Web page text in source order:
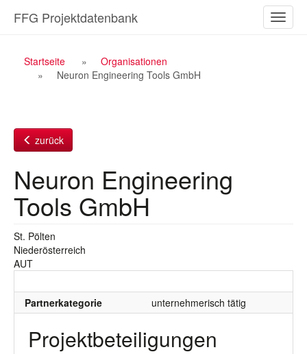
Inhalt
ein-/
FFG Projektdatenbank
Breadcrumb
Navigation
Startseite
Organisationen
Neuron Engineering Tools GmbH
zurück
Neuron Engineering
Tools GmbH
St. Pölten
Niederösterreich
AUT
Partnerkategorie unternehmerisch tätig
Projektbeteiligungen